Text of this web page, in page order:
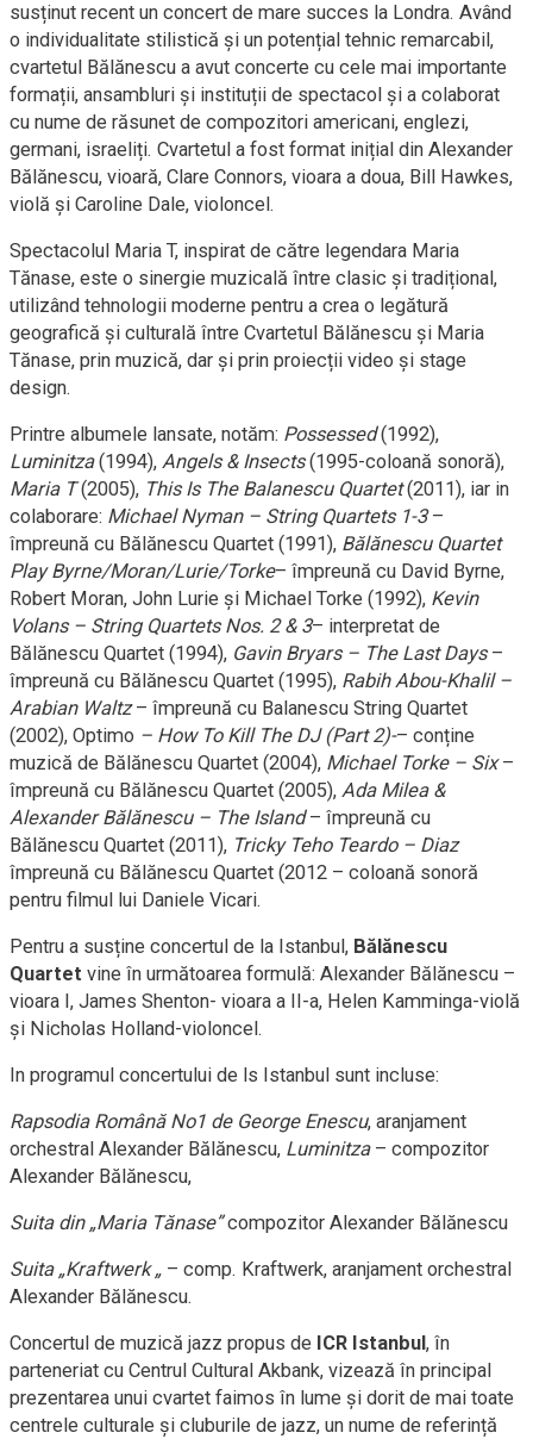
susținut recent un concert de mare succes la Londra. Având
o individualitate stilistică și un potențial tehnic remarcabil,
cvartetul Bălănescu a avut concerte cu cele mai importante
formații, ansambluri și instituții de spectacol și a colaborat
cu nume de răsunet de compozitori americani, englezi,
germani, israeliți. Cvartetul a fost format inițial din Alexander
Bălănescu, vioară, Clare Connors, vioara a doua, Bill Hawkes,
violă și Caroline Dale, violoncel.
Spectacolul Maria T, inspirat de către legendara Maria
Tănase, este o sinergie muzicală între clasic și tradițional,
utilizând tehnologii moderne pentru a crea o legătură
geografică și culturală între Cvartetul Bălănescu și Maria
Tănase, prin muzică, dar și prin proiecții video și stage
design.
Printre albumele lansate, notăm: Possessed(1992),
Luminitza(1994), Angels & Insects(1995-coloană sonoră),
Maria T(2005), This Is The Balanescu Quartet(2011), iar in
colaborare: Michael Nyman – String Quartets 1-3–
împreună cu Bălănescu Quartet (1991), Bălănescu Quartet
Play Byrne/Moran/Lurie/Torke– împreună cu David Byrne,
Robert Moran, John Lurie și Michael Torke (1992), Kevin
Volans – String Quartets Nos. 2 & 3– interpretat de
Bălănescu Quartet (1994), Gavin Bryars – The Last Days–
împreună cu Bălănescu Quartet (1995), Rabih Abou-Khalil –
Arabian Waltz– împreună cu Balanescu String Quartet
(2002), Optimo – How To Kill The DJ (Part 2)-– conține
muzică de Bălănescu Quartet (2004), Michael Torke – Six–
împreună cu Bălănescu Quartet (2005), Ada Milea &
Alexander Bălănescu – The Island– împreună cu
Bălănescu Quartet (2011), Tricky Teho Teardo – Diaz
împreună cu Bălănescu Quartet (2012 – coloană sonoră
pentru filmul lui Daniele Vicari.
Pentru a susține concertul de la Istanbul, Bălănescu
Quartet vine în următoarea formulă: Alexander Bălănescu –
vioara I, James Shenton- vioara a II-a, Helen Kamminga-violă
și Nicholas Holland-violoncel.
In programul concertului de ls Istanbul sunt incluse:
Rapsodia Română No1 de George Enescu, aranjament
orchestral Alexander Bălănescu, Luminitza– compozitor
Alexander Bălănescu,
Suita din „Maria Tănase”compozitor Alexander Bălănescu
Suita „Kraftwerk „ – comp. Kraftwerk, aranjament orchestral
Alexander Bălănescu.
Concertul de muzică jazz propus de ICR Istanbul , în
parteneriat cu Centrul Cultural Akbank, vizează în principal
prezentarea unui cvartet faimos în lume și dorit de mai toate
centrele culturale și cluburile de jazz, un nume de referință